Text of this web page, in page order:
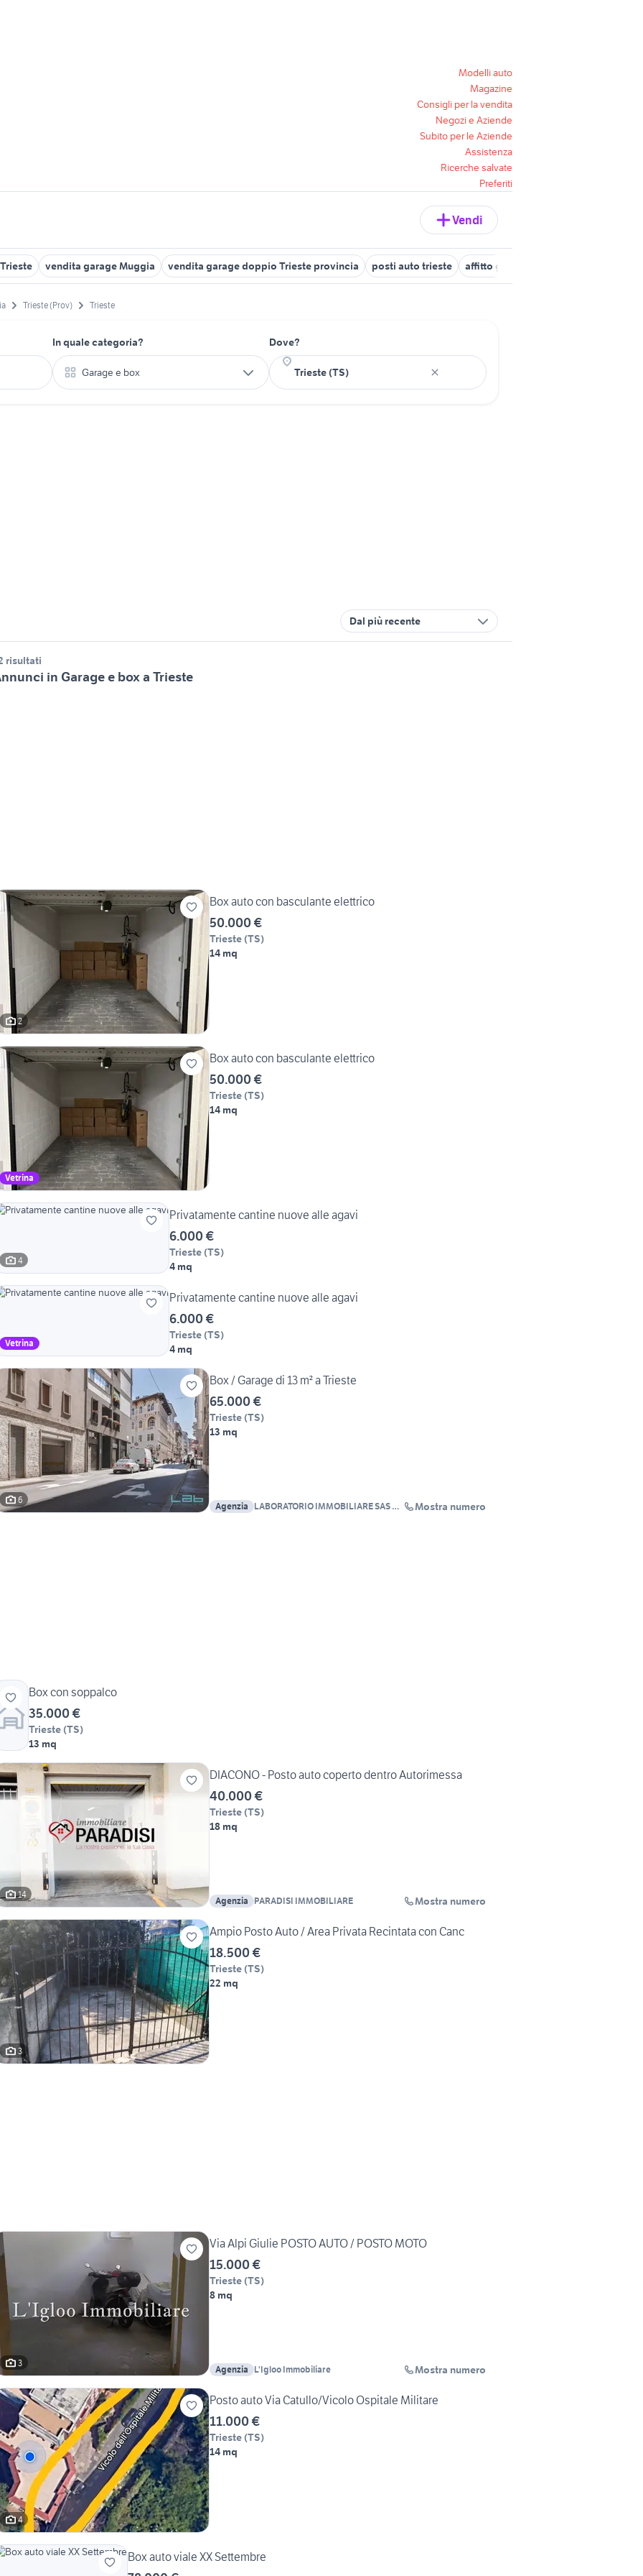
Modelli auto
Magazine
Consigli per la vendita
Negozi e Aziende
Subito per le Aziende
Assistenza
Ricerche salvate
Preferiti
Vendi
vendita garage Muggia vendita garage doppio Trieste provincia posti auto trieste affitto garage privato Trieste
Trieste (Prov) Trieste
In quale categoria?
Garage e box
Dove?
Dal più recente
risultati
in Garage e box a Trieste
2
Box auto con basculante elettrico
50.000 €
Trieste (TS)
14 mq
Vetrina
Box auto con basculante elettrico
50.000 €
Trieste (TS)
14 mq
4
Privatamente cantine nuove alle agavi
6.000 €
Trieste (TS)
4 mq
Vetrina
Privatamente cantine nuove alle agavi
6.000 €
Trieste (TS)
4 mq
6
Box / Garage di 13 m² a Trieste
65.000 €
Trieste (TS)
13 mq
Agenzia
LABORATORIO IMMOBILIARE SAS DI
Mostra numero
Box con soppalco
35.000 €
Trieste (TS)
13 mq
14
DIACONO - Posto auto coperto dentro Autorimessa
40.000 €
Trieste (TS)
18 mq
Agenzia PARADISI IMMOBILIARE Mostra numero
3
Ampio Posto Auto / Area Privata Recintata con Canc
18.500 €
Trieste (TS)
22 mq
3
Via Alpi Giulie POSTO AUTO / POSTO MOTO
15.000 €
Trieste (TS)
8 mq
Agenzia L'Igloo Immobiliare Mostra numero
4
Posto auto Via Catullo/Vicolo Ospitale Militare
11.000 €
Trieste (TS)
14 mq
Box auto viale XX Settembre